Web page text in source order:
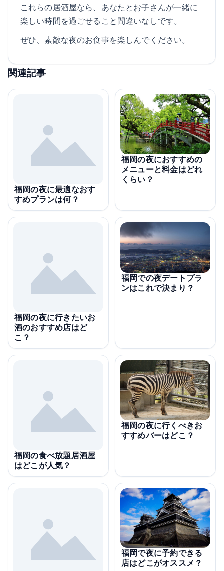
これらの居酒屋なら、あなたとお子さんが一緒に
楽しい時間を過ごせること間違いなしです。
ぜひ、素敵な夜のお食事を楽しんでください。
関連記事
福岡の夜に最適なおす
すめプランは何？
福岡の夜におすすめの
メニューと料金はどれ
くらい？
福岡の夜に行きたいお
酒のおすすめ店はど
こ？
福岡での夜デートプラ
ンはこれで決まり？
福岡の食べ放題居酒屋
はどこが人気？
福岡の夜に行くべきお
すすめバーはどこ？
福岡で夜に予約できる
店はどこがオススメ？